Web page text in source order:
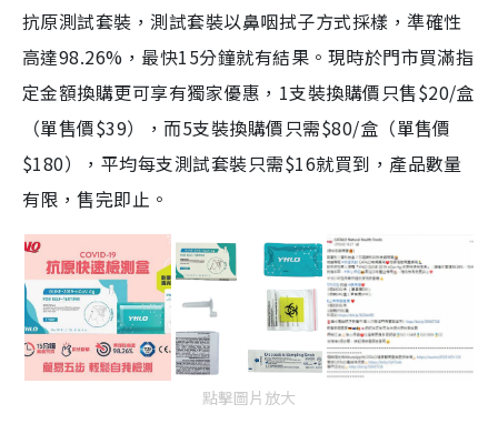
抗原測試套裝，測試套裝以鼻咽拭子方式採樣，準確性
高達98.26%，最快15分鐘就有結果。現時於門市買滿指
定金額換購更可享有獨家優惠，1支裝換購價只售$20/盒
（單售價$39），而5支裝換購價只需$80/盒（單售價
$180），平均每支測試套裝只需$16就買到，產品數量
有限，售完即止。
點擊圖片放大